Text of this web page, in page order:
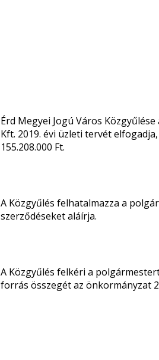
Érd Megyei Jogú Város
Kft. 2019. évi üzleti tervét
155.208.000 Ft.
A Közgyűlés felhatalmazza a
szerződéseket aláírja.
A Közgyűlés felkéri a
forrás összegét az önkormányzat